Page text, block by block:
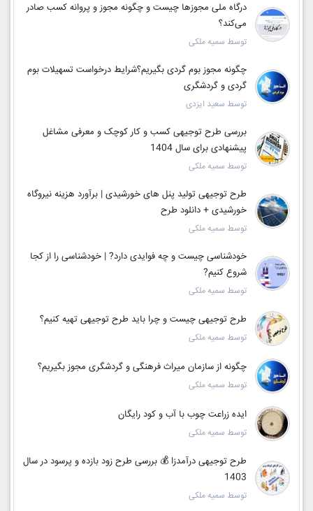
درگاه ملی مجوزها چیست و چگونه مجوز و پروانه کسب صادر
می‌کند؟
توسط سمیه ملکی
چگونه مجوز بوم گردی بگیریم؟شرایط درخواست تسهیلات بوم
گردی و گردشگری
توسط سعید ایزدی
بررسی طرح توجیهی کسب و کار کوچک و معرفی مشاغل
پیشنهادی برای سال 1404
توسط سمیه ملکی
طرح توجیهی تولید پنل های خورشیدی | برآورد هزینه نیروگاه
خورشیدی + دانلود طرح
توسط سمیه ملکی
خودشناسی چیست و چه فوایدی دارد? | خودشناسی را از کجا
شروع کنیم?
توسط سمیه ملکی
طرح توجیهی چیست و چرا باید طرح توجیهی تهیه کنیم؟
توسط سمیه ملکی
چگونه از سازمان میراث فرهنگی و گردشگری مجوز بگیریم؟
توسط سمیه ملکی
ایده زراعت چوب با آب و کود رایگان
توسط سمیه ملکی
طرح توجیهی درآمدزا 💰 بررسی طرح زود بازده و پرسود در سال
1403
توسط سمیه ملکی